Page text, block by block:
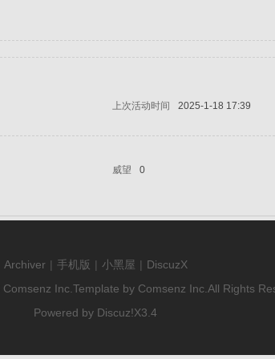
上次活动时间
2025-1-18 17:39
威望
0
Archiver | 手机版 | 小黑屋 | DiscuzX
Comsenz Inc. Template by Comsenz Inc. All Rights
Powered by Discuz!X3.4